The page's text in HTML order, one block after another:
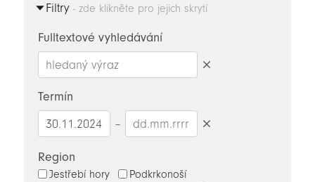
Filtry- zde klikněte pro jejich skrytí
Fulltextové vyhledávání
Termín
–
Region
Jestřebí hory
Podkrkonoší